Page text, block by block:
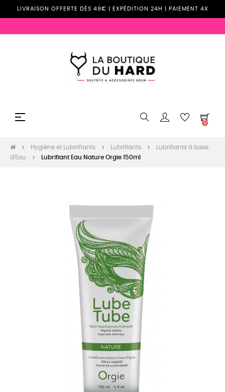
LIVRAISON OFFERTE DÈS 49€ | EXPÉDITION 24H | PAIEMENT 4X
Basculer
☰
0
Hygiène et Lubirifiants Lubrifiants
Lubrifiants à base
d'Eau
Lubrifiant Eau Nature Orgie 150ml